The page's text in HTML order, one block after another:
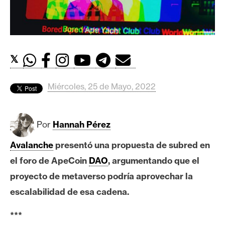
c
a
o
i
c
o
i
n
𝕏
Miércoles, 25 de Mayo, 2022
Por Hannah Pérez
Avalanchepresentó una propuesta de subred en
el foro de ApeCoin DAO, argumentando que el
proyecto de metaverso podría aprovechar la
escalabilidad de esa cadena.
***